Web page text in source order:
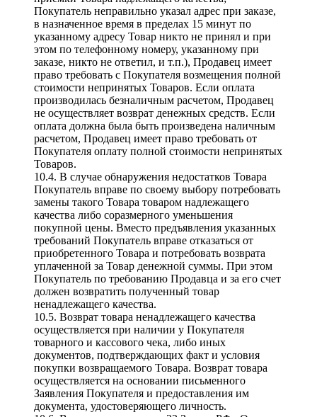
Покупатель неправильно указал адрес при заказе,
в назначенное время в пределах 15 минут по
указанному адресу Товар никто не принял и при
этом по телефонному номеру, указанному при
заказе, никто не ответил, и т.п.), Продавец имеет
право требовать с Покупателя возмещения полной
стоимости непринятых Товаров. Если оплата
производилась безналичным расчетом, Продавец
не осуществляет возврат денежных средств. Если
оплата должна была быть произведена наличным
расчетом, Продавец имеет право требовать от
Покупателя оплату полной стоимости непринятых
Товаров.
10.4. В случае обнаружения недостатков Товара
Покупатель вправе по своему выбору потребовать
замены такого Товара товаром надлежащего
качества либо соразмерного уменьшения
покупной цены. Вместо предъявления указанных
требований Покупатель вправе отказаться от
приобретенного Товара и потребовать возврата
уплаченной за Товар денежной суммы. При этом
Покупатель по требованию Продавца и за его счет
должен возвратить полученный товар
ненадлежащего качества.
10.5. Возврат товара ненадлежащего качества
осуществляется при наличии у Покупателя
товарного и кассового чека, либо иных
документов, подтверждающих факт и условия
покупки возвращаемого Товара. Возврат товара
осуществляется на основании письменного
Заявления Покупателя и предоставления им
документа, удостоверяющего личность.